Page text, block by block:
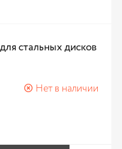
стальных дисков
Нет в наличии